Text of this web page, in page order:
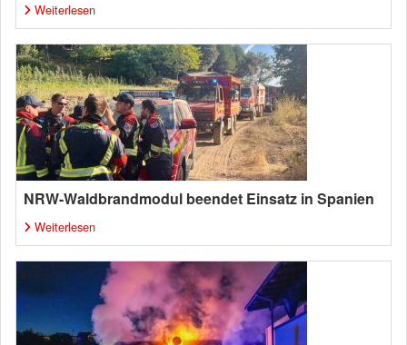
Weiterlesen
NRW-Waldbrandmodul beendet Einsatz in Spanien
Weiterlesen